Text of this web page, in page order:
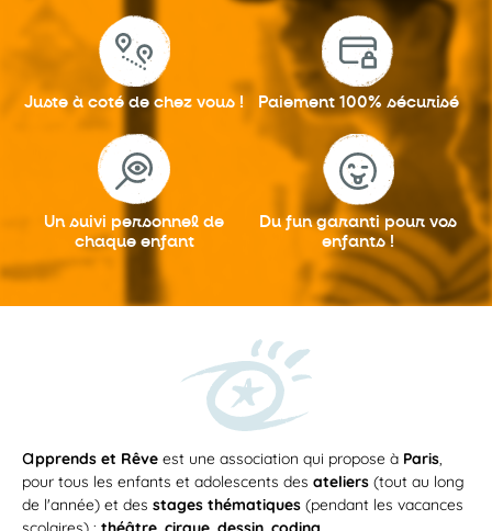
Juste à coté de chez vous ! Paiement 100% sécurisé
Un suivi personnel de
chaque enfant
Du fun garantipour vos
enfants !
apprends et Rêve est une association qui propose à Paris,
pour tous les enfants et adolescents des ateliers (tout au long
de l'année) et des stages thématiques (pendant les vacances